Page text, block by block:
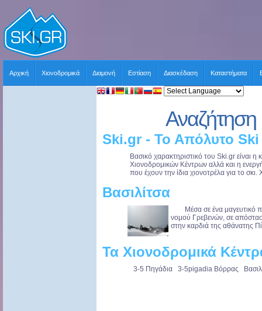
Αρχική Χιονοδρομικά Διαμονή Εστίαση Διασκέδαση Καταστήματα
Αναζήτηση
Ski.gr - Το Απόλυτο
Βασικό χαρακτηριστικό του Ski.gr είναι
Χιονοδρομικών Κέντρων αλλά και η
που έχουν την ίδια χιονοτρέλα για το σκι.
Βασιλίτσα
Μέσα σε ένα μαγευτικό
νομού Γρεβενών, σε
στην καρδιά της αθάνατης
Τα Χιονοδρομικά
3-5 Πηγάδια 3-5pigadia Βόρρας